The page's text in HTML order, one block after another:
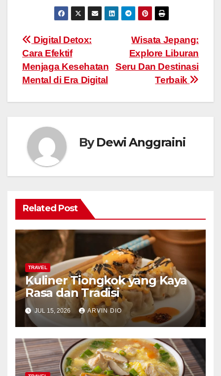
Post
navigation
Wisata Jepang:
Explore Liburan
Seru Dan Destinasi
Terbaik
Digital Detox:
Cara Efektif
Menjaga Kesehatan
Mental di Era Digital
ByDewi Anggraini
Related Post
TRAVEL
Kuliner Tiongkok yang Kaya
Rasa dan Tradisi
JUL 15, 2026 ARVIN DIO